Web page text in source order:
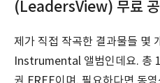
(LeadersView) 무료
제가 직접 작곡한 결과물들 몇
Instrumental 앨범인데요. 총